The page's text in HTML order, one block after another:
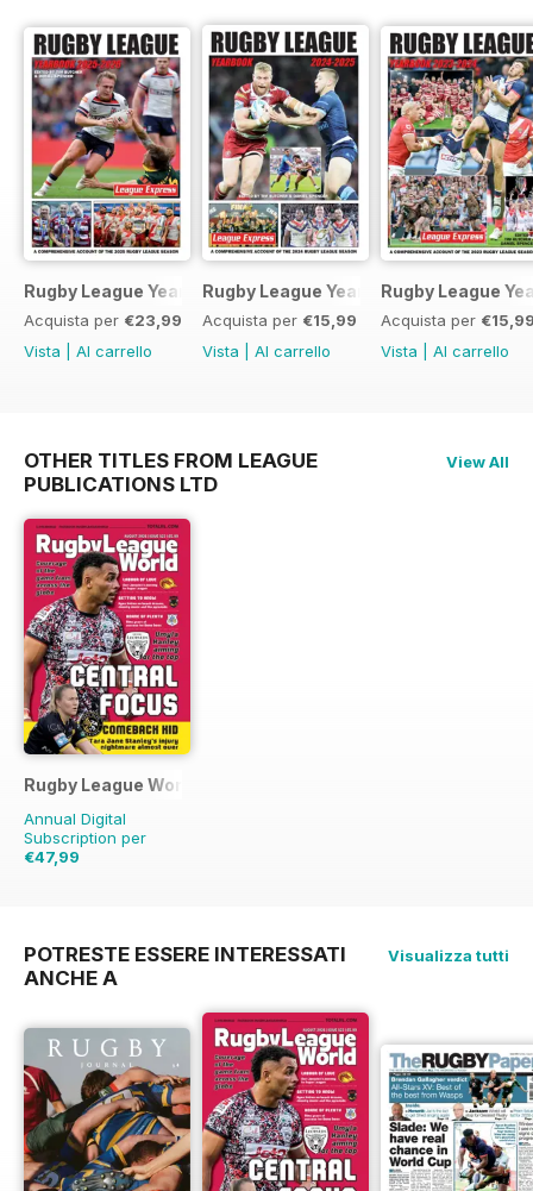
Rugby League Yearbook 2025-2026
Acquista per €23,99
Vista
Al carrello
Rugby League Yearbook 2024-25
Acquista per €15,99
Vista
Al carrello
Rugby League
Acquista per
Vista
Al carrello
OTHER TITLES FROM LEAGUE
PUBLICATIONS LTD
View All
Rugby League World
Annual Digital
Subscription per
€47,99
POTRESTE ESSERE INTERESSATI
ANCHE A
Visualizza tutti